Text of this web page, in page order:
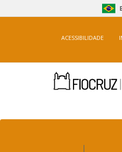
ACESSIBILIDADE